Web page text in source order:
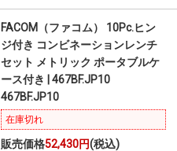
FACOM（ファコム） 10Pc.ヒン
ジ付き コンビネーションレンチ
セット メトリック ポータブルケ
ース付き | 467BF.JP10
467BF.JP10
在庫切れ
販売価格52,430円(税込)